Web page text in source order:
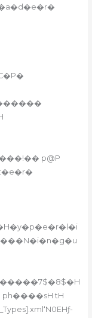
p@P
ph����sH tH